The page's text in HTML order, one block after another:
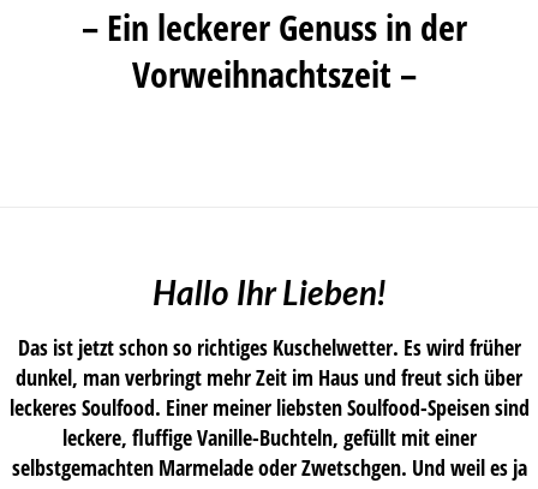
– Ein leckerer Genuss in der
Vorweihnachtszeit –
Hallo Ihr Lieben!
Das ist jetzt schon so richtiges Kuschelwetter. Es wird früher
dunkel, man verbringt mehr Zeit im Haus und freut sich über
leckeres Soulfood. Einer meiner liebsten Soulfood-Speisen sind
leckere, fluffige Vanille-Buchteln, gefüllt mit einer
selbstgemachten Marmelade oder Zwetschgen. Und weil es ja